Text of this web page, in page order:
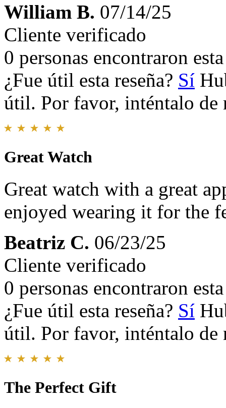
William B. 07/14/25
Cliente verificado
0 personas encontraron
¿Fue útil esta reseña? Sí
útil. Por favor, inténtalo de
Great Watch
Great watch with a great
enjoyed wearing it for the
Beatriz C. 06/23/25
Cliente verificado
0 personas encontraron
¿Fue útil esta reseña? Sí
útil. Por favor, inténtalo de
The Perfect Gift